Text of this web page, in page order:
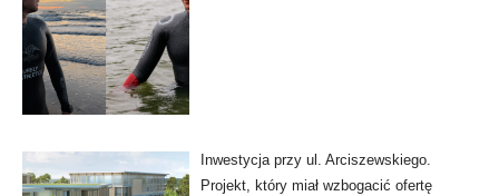
Inwestycja przy ul. Arciszewskiego.
Projekt, który miał wzbogacić ofertę